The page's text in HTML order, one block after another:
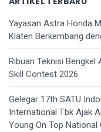
Yayasan Astra Honda
Klaten Berkembang
Ribuan Teknisi
Skill Contest 2026
Gelegar 17th SATU
International Tbk Ajak
Young On Top